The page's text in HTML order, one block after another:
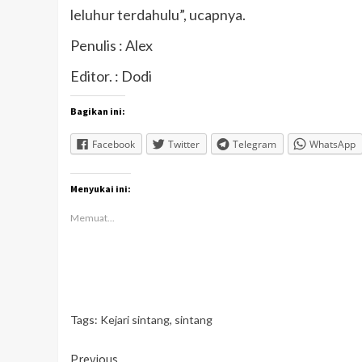
leluhur terdahulu”, ucapnya.
Penulis : Alex
Editor. : Dodi
Bagikan ini:
Facebook Twitter Telegram WhatsApp
Menyukai ini:
Memuat...
Tags: Kejari sintang, sintang
Previous